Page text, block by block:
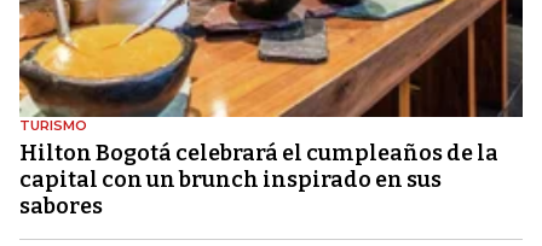
TURISMO
Hilton Bogotá celebrará el cumpleaños de la
capital con un brunch inspirado en sus
sabores